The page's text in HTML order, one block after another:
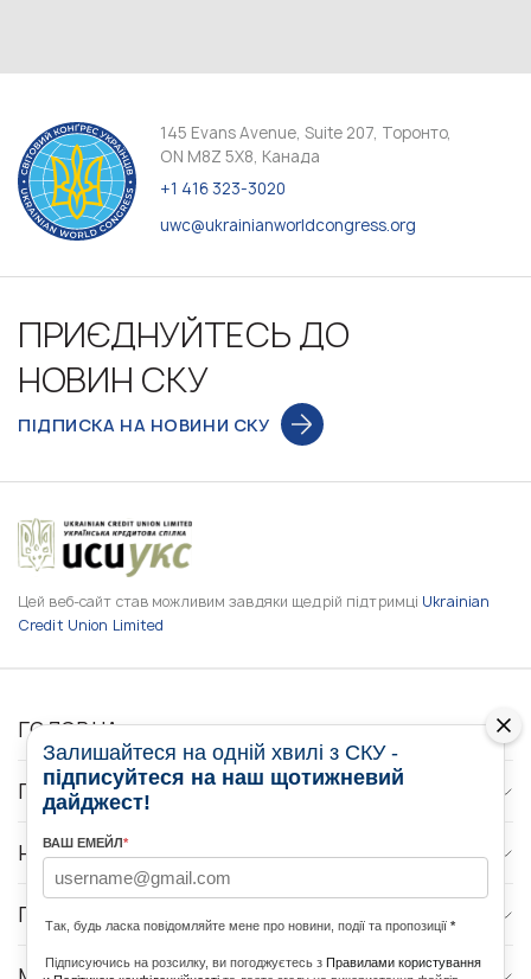
145 Evans Avenue, Suite 207, Торонто,
ON M8Z 5X8, Канада
+1 416 323-3020
uwc@ukrainianworldcongress.org
ПРИЄДНУЙТЕСЬ ДО
НОВИН СКУ
ПІДПИСКА НА НОВИНИ СКУ
Цей веб-сайт став можливим завдяки щедрій підтримці Ukrainian
Credit Union Limited
ГОЛОВНА
ПРО НАС
НОВИНИ
ПРОГРАМИ
Залишайтеся на одній хвилі з СКУ -
підписуйтеся на наш щотижневий
дайджест!
ВАШ ЕМЕЙЛ*
Так, будь ласка повідомляйте мене про новини, події та пропозиції *
Підписуючись на розсилку, ви погоджуєтесь з Правилами користування